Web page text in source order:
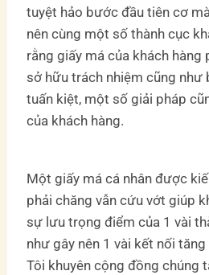
tuyệt hảo bước đầu tiên cơ
nên cùng một số thành cục
rằng giấy má của khách hàng
sở hữu trách nhiệm cũng như
tuấn kiệt, một số giải pháp
của khách hàng.
Một giấy má cá nhân được
phải chăng vẫn cứu vớt giúp
sự lưu trọng điểm của 1 vài
như gây nên 1 vài kết nối
Tôi khuyên cộng đồng chúng